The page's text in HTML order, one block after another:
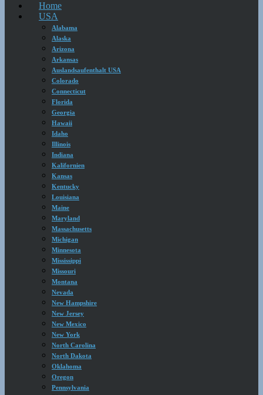
Home
USA
Alabama
Alaska
Arizona
Arkansas
Auslandsaufenthalt USA
Colorado
Connecticut
Florida
Georgia
Hawaii
Idaho
Illinois
Indiana
Kalifornien
Kansas
Kentucky
Louisiana
Maine
Maryland
Massachusetts
Michigan
Minnesota
Mississippi
Missouri
Montana
Nevada
New Hampshire
New Jersey
New Mexico
New York
North Carolina
North Dakota
Oklahoma
Oregon
Pennsylvania